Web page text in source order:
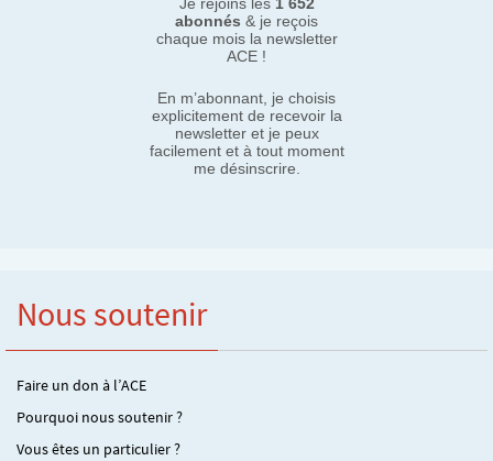
Je rejoins les 1 652
abonnés & je reçois
chaque mois la newsletter
ACE !
En m’abonnant, je choisis
explicitement de recevoir la
newsletter et je peux
facilement et à tout moment
me désinscrire.
Nous soutenir
Faire un don à l’ACE
Pourquoi nous soutenir ?
Vous êtes un particulier ?